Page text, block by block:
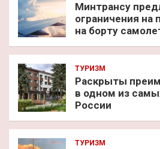
Минтрансу
ограничения на
на борту
ТУРИЗМ
Раскрыты
в одном из
России
ТУРИЗМ